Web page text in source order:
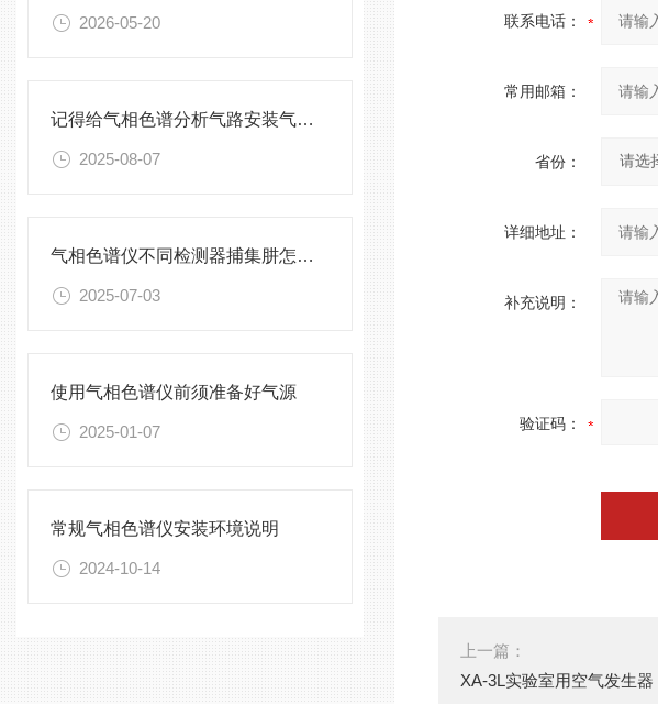
2026-05-20
记得给气相色谱分析气路安装气体净化器
2025-08-07
气相色谱仪不同检测器捕集肼怎么选
2025-07-03
使用气相色谱仪前须准备好气源
2025-01-07
常规气相色谱仪安装环境说明
2024-10-14
联系电话：
常用邮箱：
省份：
详细地址：
补充说明：
验证码：
上一篇：
XA-3L实验室用空气发生器